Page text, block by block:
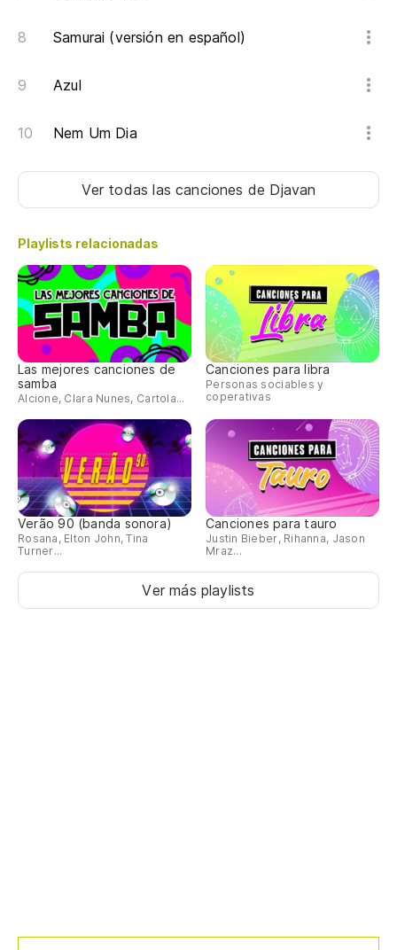
Samurai (versión en español)
Azul
Nem Um Dia
Ver todas las canciones de Djavan
Playlists relacionadas
Las mejores canciones de
samba
Alcione, Clara Nunes, Cartola...
Canciones para libra
Personas sociables y
coperativas
Verão 90 (banda sonora)
Rosana, Elton John, Tina
Turner...
Canciones para tauro
Justin Bieber, Rihanna, Jason
Mraz...
Ver más playlists